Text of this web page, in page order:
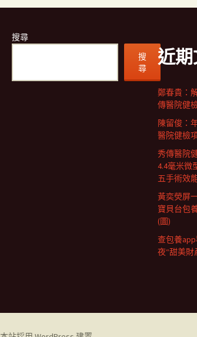
搜尋
搜
尋
近
鄭春貴：
傳醫院健
陳留俊：
醫院健檢
秀傳醫院
4.4毫米微
五手術效
黃奕熒屏
寶貝台包
(圖)
查包養
夜“甜美財